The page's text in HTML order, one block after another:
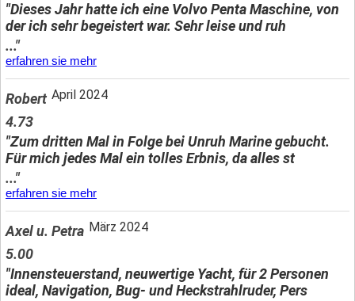
"Dieses Jahr hatte ich eine Volvo Penta Maschine, von
der ich sehr begeistert war. Sehr leise und ruh
..."
erfahren sie mehr
Robert April 2024
4.73
"Zum dritten Mal in Folge bei Unruh Marine gebucht.
Für mich jedes Mal ein tolles Erbnis, da alles st
..."
erfahren sie mehr
Axel u. Petra März 2024
5.00
"Innensteuerstand, neuwertige Yacht, für 2 Personen
ideal, Navigation, Bug- und Heckstrahlruder, Pers